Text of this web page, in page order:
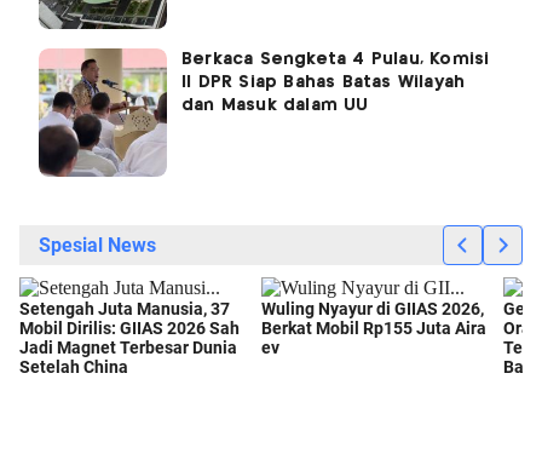
Berkaca Sengketa 4 Pulau, Komisi
II DPR Siap Bahas Batas Wilayah
dan Masuk dalam UU